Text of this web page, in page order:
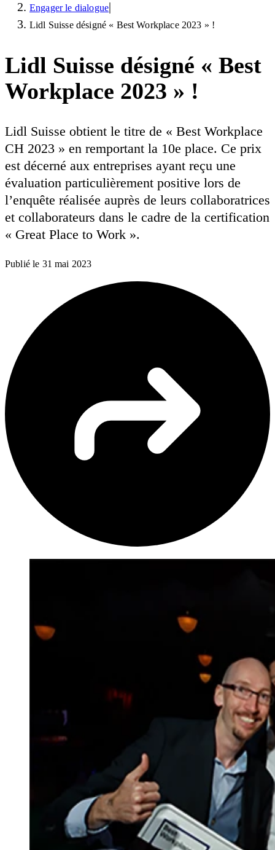
Engager le dialogue|
Lidl Suisse désigné « Best Workplace 2023 » !
Lidl Suisse désigné « Best
Workplace 2023 » !
Lidl Suisse obtient le titre de « Best Workplace
CH 2023 » en remportant la 10e place. Ce prix
est décerné aux entreprises ayant reçu une
évaluation particulièrement positive lors de
l’enquête réalisée auprès de leurs collaboratrices
et collaborateurs dans le cadre de la certification
« Great Place to Work ».
Publié le 31 mai 2023